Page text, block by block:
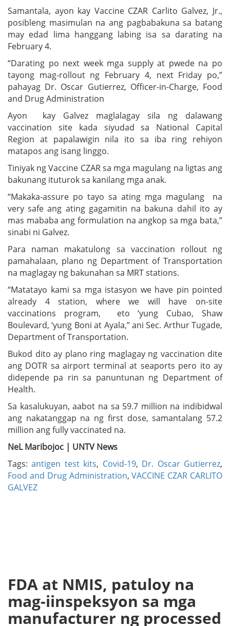
Samantala, ayon kay Vaccine CZAR Carlito Galvez, Jr.,
posibleng masimulan na ang pagbabakuna sa batang
may edad lima hanggang labing isa sa darating na
February 4.
“Darating po next week mga supply at pwede na po
tayong mag-rollout ng February 4, next Friday po,”
pahayag Dr. Oscar Gutierrez, Officer-in-Charge, Food
and Drug Administration
Ayon kay Galvez maglalagay sila ng dalawang
vaccination site kada siyudad sa National Capital
Region at papalawigin nila ito sa iba ring rehiyon
matapos ang isang linggo.
Tiniyak ng Vaccine CZAR sa mga magulang na ligtas ang
bakunang ituturok sa kanilang mga anak.
“Makaka-assure po tayo sa ating mga magulang na
very safe ang ating gagamitin na bakuna dahil ito ay
mas mababa ang formulation na angkop sa mga bata,”
sinabi ni Galvez.
Para naman makatulong sa vaccination rollout ng
pamahalaan, plano ng Department of Transportation
na maglagay ng bakunahan sa MRT stations.
“Matatayo kami sa mga istasyon we have pin pointed
already 4 station, where we will have on-site
vaccinations program, eto ‘yung Cubao, Shaw
Boulevard, ‘yung Boni at Ayala,” ani Sec. Arthur Tugade,
Department of Transportation.
Bukod dito ay plano ring maglagay ng vaccination dite
ang DOTR sa airport terminal at seaports pero ito ay
didepende pa rin sa panuntunan ng Department of
Health.
Sa kasalukuyan, aabot na sa 59.7 million na indibidwal
ang nakatanggap na ng first dose, samantalang 57.2
million ang fully vaccinated na.
NeL Maribojoc | UNTV News
Tags:antigen test kits, Covid-19, Dr. Oscar Gutierrez,
Food and Drug Administration,VACCINE CZAR CARLITO
GALVEZ
FDA at NMIS, patuloy na
mag-iinspeksyon sa mga
manufacturer ng processed